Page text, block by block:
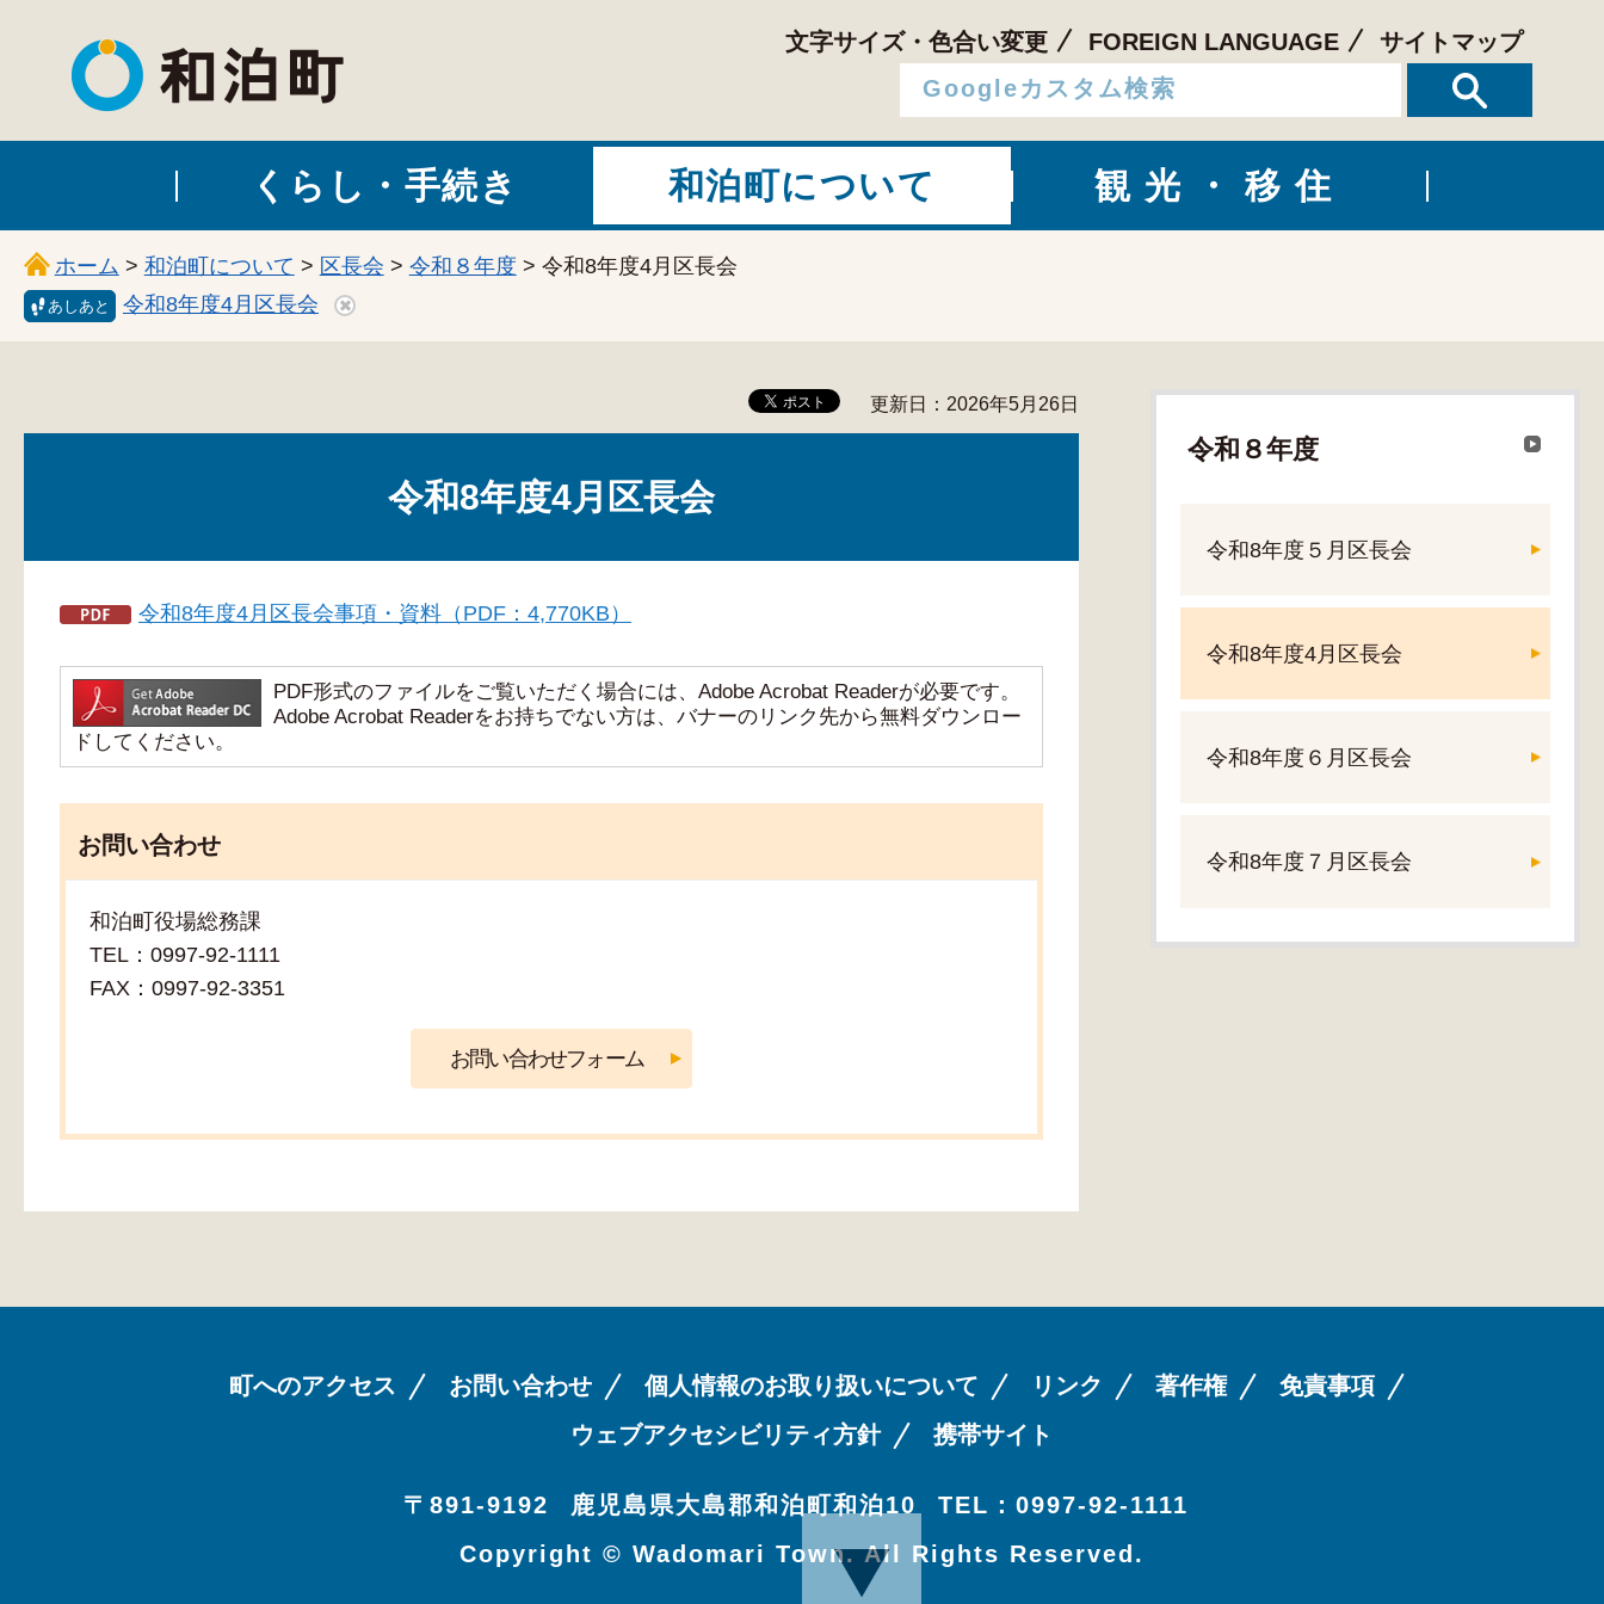
和泊町
文字サイズ・色合い変更 FOREIGN LANGUAGE サイトマップ
くらし・手続き 和泊町について 観光・移住
ホーム > 和泊町について > 区長会 > 令和８年度 > 令和8年度4月区長会
あしあと 令和8年度4月区長会
更新日：2026年5月26日
令和8年度4月区長会
令和8年度4月区長会事項・資料（PDF：4,770KB）
PDF形式のファイルをご覧いただく場合には、Adobe Acrobat Readerが必要です。
Adobe Acrobat Readerをお持ちでない方は、バナーのリンク先から無料ダウンロー
ドしてください。
お問い合わせ
和泊町役場総務課
TEL：0997-92-1111
FAX：0997-92-3351
令和８年度
令和8年度５月区長会
令和8年度4月区長会
令和8年度６月区長会
令和8年度７月区長会
町へのアクセス お問い合わせ 個人情報のお取り扱いについて リンク 著作権
免責事項
ウェブアクセシビリティ方針
携帯サイト
〒891-9192 鹿児島県大島郡和泊町和泊10
TEL：0997-92-1111
Copyright © Wadomari Town. All Rights Reserved.